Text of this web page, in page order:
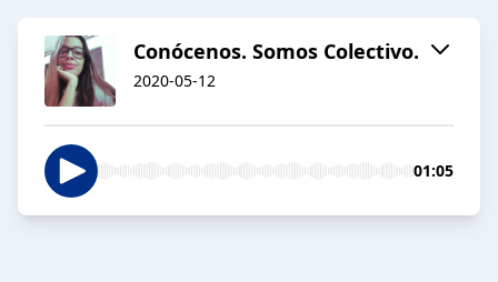
Conócenos. Somos Colectivo.
2020-05-12
01:05